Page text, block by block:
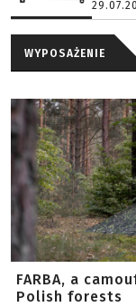
WYPOSAŻENIE
FARBA, a
Polish forests